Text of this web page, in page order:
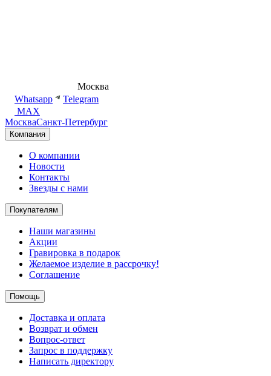
Москва
Whatsapp
Telegram
MAX
МоскваСанкт-Петербург
Компания
О компании
Новости
Контакты
Звезды с нами
Покупателям
Наши магазины
Акции
Гравировка в подарок
Желаемое изделие в рассрочку!
Соглашение
Помощь
Доставка и оплата
Возврат и обмен
Вопрос-ответ
Запрос в поддержку
Написать директору